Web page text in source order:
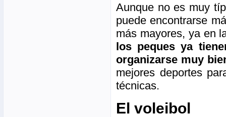
Aunque no es muy
puede encontrarse
más mayores, ya en
los peques ya
organizarse muy
mejores deportes
técnicas.
El voleibol